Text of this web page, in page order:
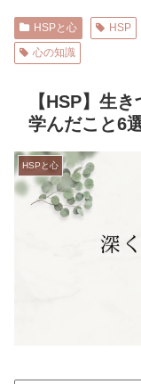
HSPと心 HSP
心の知識
【HSP】生
学んだこと6
HSPと心